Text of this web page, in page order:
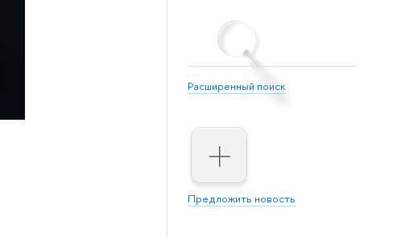
Расширенный поиск
Предложить новость